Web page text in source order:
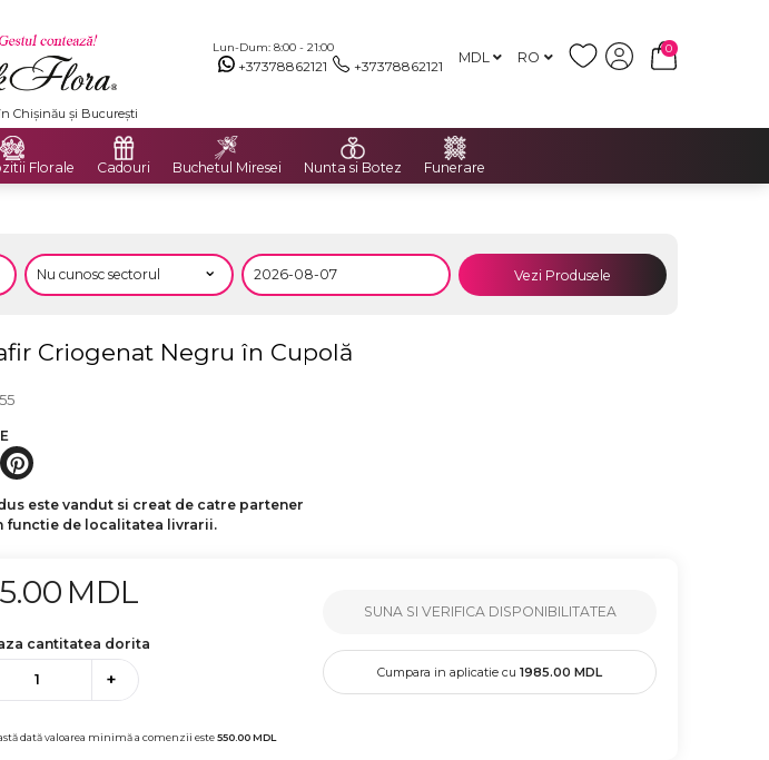
Lun-Dum: 8:00 - 21:00
+37378862121 +37378862121 MDL RO
0
Chișinău și București
Florale Cadouri Buchetul Miresei Nunta si Botez Funerare
Vezi Produsele
Criogenat Negru în Cupolă
este vandut si creat de catre partener
functie de localitatea livrarii.
MDL
cantitatea dorita
+
dată valoarea minimă a comenzii este550.00MDL
SUNA SI VERIFICA DISPONIBILITATEA
Cumpara in aplicatie cu1985.00 MDL